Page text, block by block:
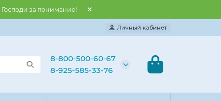
Господи за понимание!
Личный кабинет
8-800-500-60-67
8-925-585-33-76